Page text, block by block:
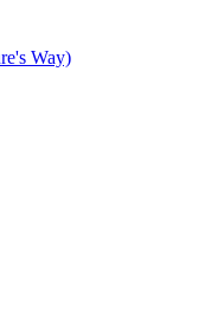
Way)